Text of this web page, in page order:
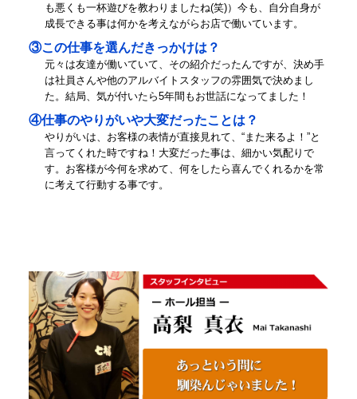
も悪くも一杯遊びを教わりましたね(笑)）今も、自分自身が
成長できる事は何かを考えながらお店で働いています。
③この仕事を選んだきっかけは？
元々は友達が働いていて、その紹介だったんですが、決め手
は社員さんや他のアルバイトスタッフの雰囲気で決めまし
た。結局、気が付いたら5年間もお世話になってました！
④仕事のやりがいや大変だったことは？
やりがいは、お客様の表情が直接見れて、“また来るよ！”と
言ってくれた時ですね！大変だった事は、細かい気配りで
す。お客様が今何を求めて、何をしたら喜んでくれるかを常
に考えて行動する事です。